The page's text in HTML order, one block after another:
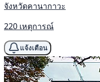
จังหวัดคานากาวะ
220 เหตุการณ์
แจ้งเตือน